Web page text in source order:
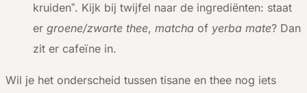
kruiden”. Kijk bij twijfel naar de ingrediënten: staat
er groene/zwarte thee, matcha of yerba mate? Dan
zit er cafeïne in.
Wil je het onderscheid tussen tisane en thee nog iets